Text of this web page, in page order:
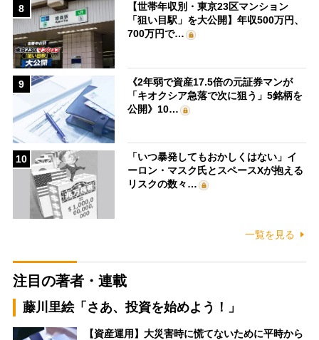
8
【世帯年収別・東京23区マンション
「狙い目駅」を大公開】年収500万円、
700万円で…
9
《2年弱で資産17.5倍の元証券マンが
「キオクシア急落で次に狙う」5銘柄を
公開》10…
10
「いつ暴発してもおかしくはない」イ
ーロン・マスク氏とスペースXが抱える
リスクの数々…
一覧を見る
注目の著者・連載
藤川里絵「さあ、投資を始めよう！」
【資産運用】大災害時に慌てないために平時から